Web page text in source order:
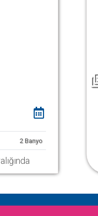
2 Banyo